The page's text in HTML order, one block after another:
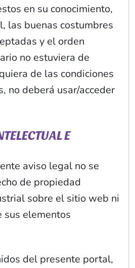
en su conocimiento,
las buenas costumbres
y el orden
no estuviera de
de las condiciones
no deberá usar/acceder
E
aviso legal no se
de propiedad
sobre el sitio web ni
sus elementos
del presente portal,